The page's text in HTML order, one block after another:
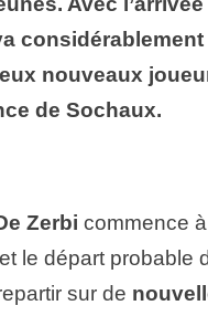
considérablement
nouveaux
de Sochaux.
Zerbi commence
et le départ probable
sur de